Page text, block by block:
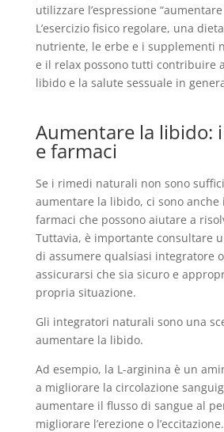
utilizzare l’espressione
L’esercizio fisico regolare, una
nutriente, le erbe e i supplementi
e il relax possono tutti contribuire
libido e la salute sessuale in
Aumentare la libido:
e farmaci
Se i rimedi naturali non sono
aumentare la libido, ci sono anche
farmaci che possono aiutare a
Tuttavia, è importante consultare
di assumere qualsiasi integratore
assicurarsi che sia sicuro e
propria situazione.
Gli integratori naturali sono una
aumentare la libido.
Ad esempio, la L-arginina è un
a migliorare la circolazione
aumentare il flusso di sangue al
migliorare l’erezione o